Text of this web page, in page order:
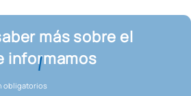
más sobre el
informamos
obligatorios